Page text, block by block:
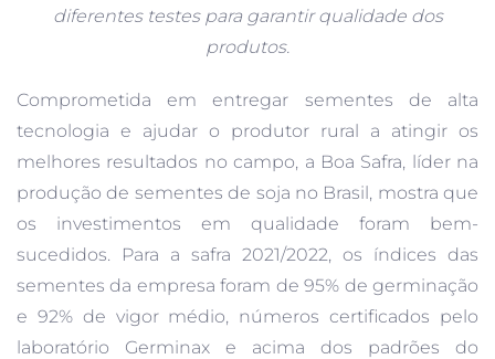
diferentes testes para garantir qualidade dos
produtos.
Comprometida em entregar sementes de alta
tecnologia e ajudar o produtor rural a atingir os
melhores resultados no campo, a Boa Safra, líder na
produção de sementes de soja no Brasil, mostra que
os investimentos em qualidade foram bem-
sucedidos. Para a safra 2021/2022, os índices das
sementes da empresa foram de 95% de germinação
e 92% de vigor médio, números certificados pelo
laboratório Germinax e acima dos padrões do